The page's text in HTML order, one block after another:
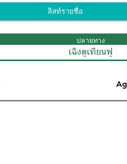
ลิสท์รายชื่อ
ปลายทาง
เฉิงตูเทียนฟู่